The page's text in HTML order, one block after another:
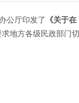
公益法律服务
公厅印发了
《关于在
地方各级民政部门切